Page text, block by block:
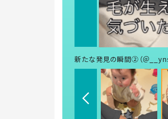
新たな発見の瞬間②（＠